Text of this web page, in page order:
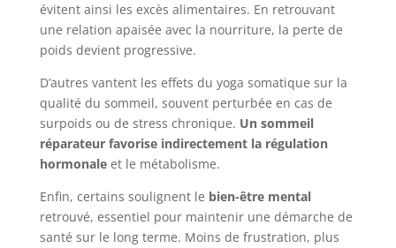
évitent ainsi les excès alimentaires. En retrouvant
une relation apaisée avec la nourriture, la perte de
poids devient progressive.
D’autres vantent les effets du yoga somatique sur la
qualité du sommeil, souvent perturbée en cas de
surpoids ou de stress chronique. Un sommeil
réparateur favorise indirectement la régulation
hormonaleet le métabolisme.
Enfin, certains soulignent le bien-être mental
retrouvé, essentiel pour maintenir une démarche de
santé sur le long terme. Moins de frustration, plus